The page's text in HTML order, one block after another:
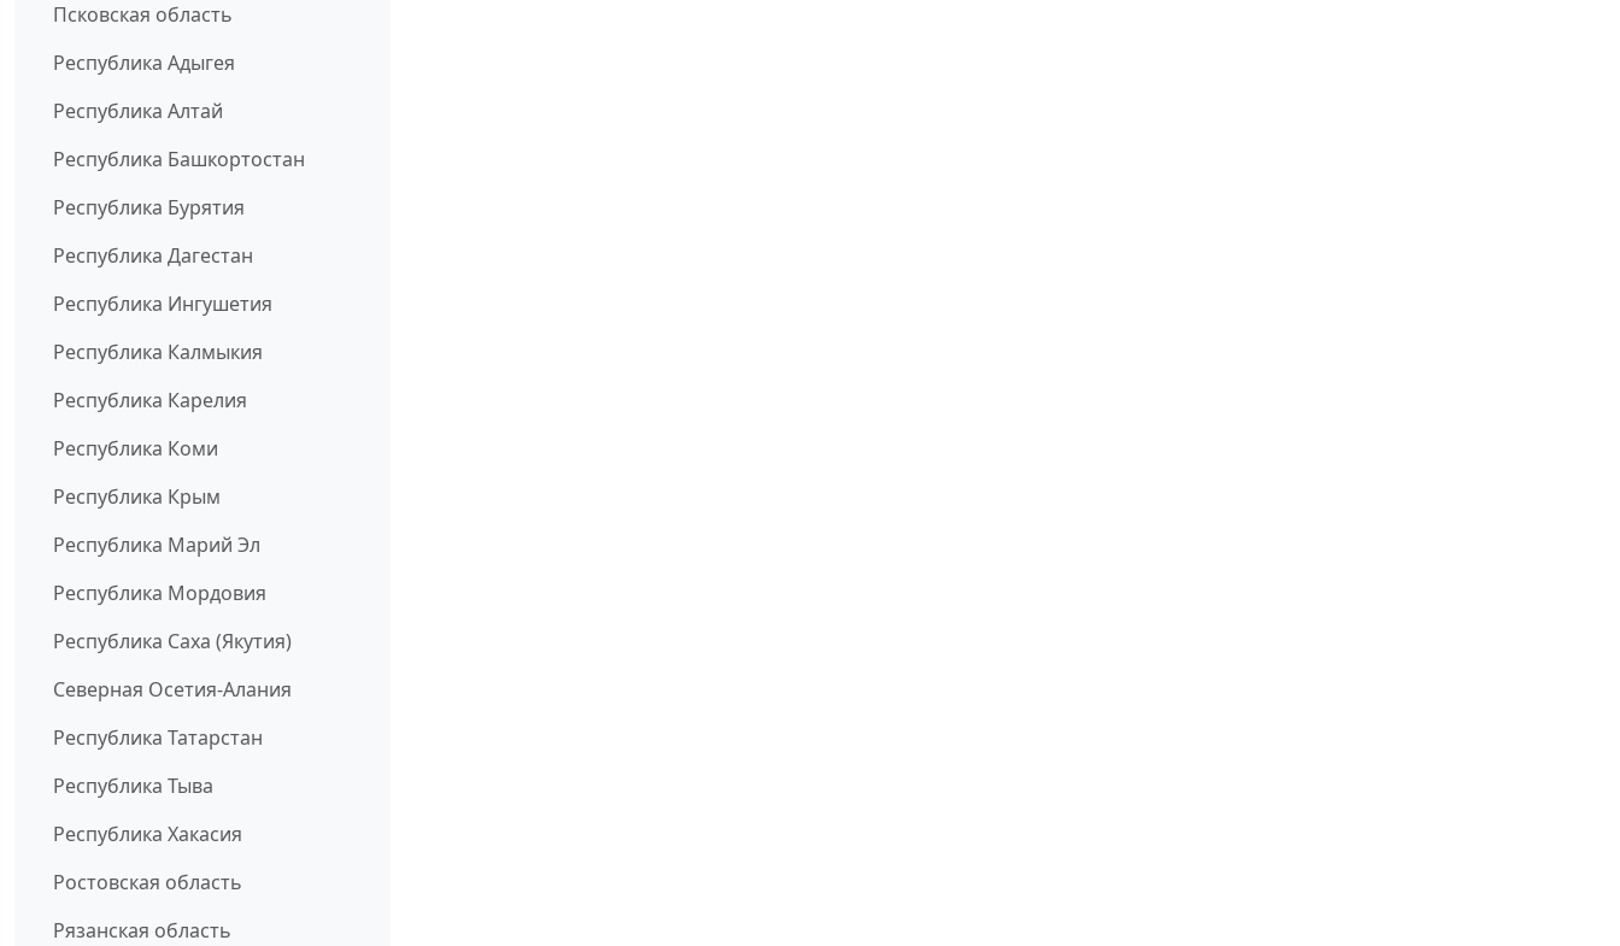
Псковская область
Республика Адыгея
Республика Алтай
Республика Башкортостан
Республика Бурятия
Республика Дагестан
Республика Ингушетия
Республика Калмыкия
Республика Карелия
Республика Коми
Республика Крым
Республика Марий Эл
Республика Мордовия
Республика Саха (Якутия)
Северная Осетия-Алания
Республика Татарстан
Республика Тыва
Республика Хакасия
Ростовская область
Рязанская область